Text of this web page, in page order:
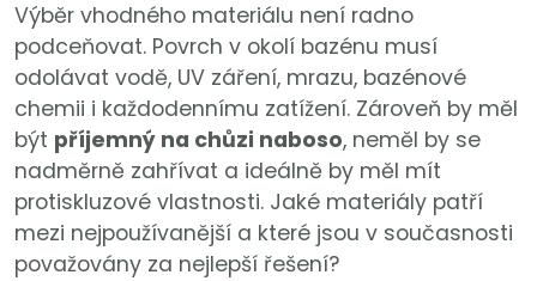
Výběr vhodného materiálu není radno
podceňovat. Povrch v okolí bazénu musí
odolávat vodě, UV záření, mrazu, bazénové
chemii i každodennímu zatížení. Zároveň by měl
být příjemný na chůzi naboso, neměl by se
nadměrně zahřívat a ideálně by měl mít
protiskluzové vlastnosti. Jaké materiály patří
mezi nejpoužívanější a které jsou v současnosti
považovány za nejlepší řešení?